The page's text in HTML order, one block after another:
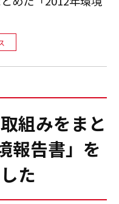
組みをまと
報告書」を
た